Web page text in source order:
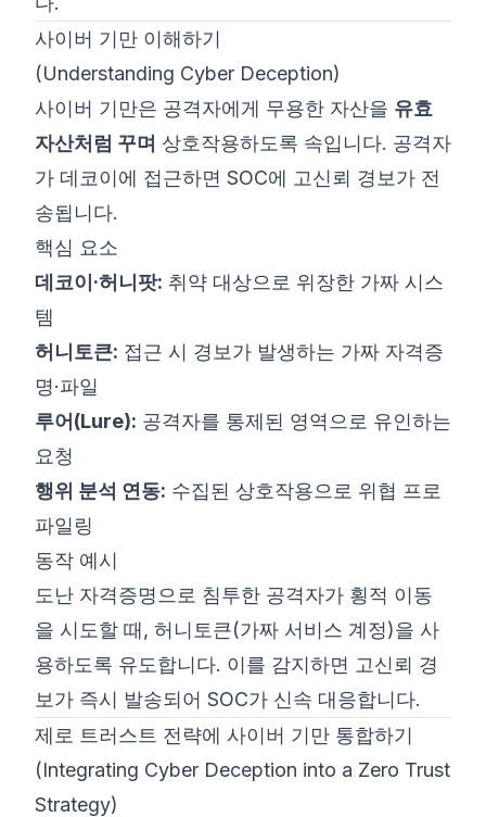
사이버 기만 이해하기
(Understanding Cyber Deception)
사이버 기만은 공격자에게 무용한 자산을 유효
자산처럼 꾸며 상호작용하도록 속입니다. 공격자
가 데코이에 접근하면 SOC에 고신뢰 경보가 전
송됩니다.
핵심 요소
데코이·허니팟: 취약 대상으로 위장한 가짜 시스
템
허니토큰: 접근 시 경보가 발생하는 가짜 자격증
명·파일
루어(Lure): 공격자를 통제된 영역으로 유인하는
요청
행위 분석 연동: 수집된 상호작용으로 위협 프로
파일링
동작 예시
도난 자격증명으로 침투한 공격자가 횡적 이동
을 시도할 때, 허니토큰(가짜 서비스 계정)을 사
용하도록 유도합니다. 이를 감지하면 고신뢰 경
보가 즉시 발송되어 SOC가 신속 대응합니다.
제로 트러스트 전략에 사이버 기만 통합하기
(Integrating Cyber Deception into a Zero Trust
Strategy)